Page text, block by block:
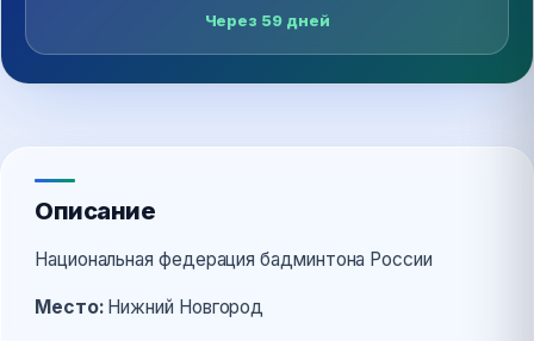
Через 59 дней
Описание
Национальная федерация бадминтона России
Место:Нижний Новгород